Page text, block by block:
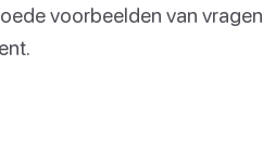
voorbeelden van vragen